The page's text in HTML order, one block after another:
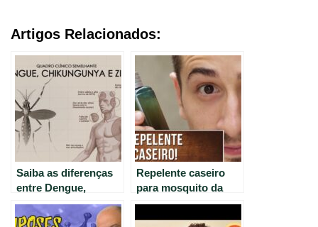
Artigos Relacionados:
Saiba as diferenças
entre Dengue,
Chikungunya e Zika –
Guia completo
Repelente caseiro
para mosquito da
Dengue, Zika e
Chikungunya